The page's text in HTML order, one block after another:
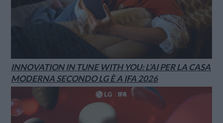
INNOVATION IN TUNE WITH YOU: L’AI PER LA CASA
MODERNA SECONDO LG È A IFA 2026